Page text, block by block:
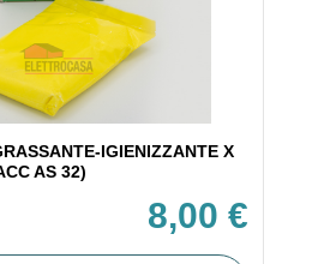
IGIENIZZANTE X
AS 32)
8,00 €